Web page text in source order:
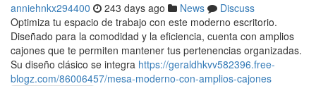
anniehnkx294400 243 days ago News
Discuss
Optimiza tu espacio de trabajo con este moderno escritorio.
Diseñado para la comodidad y la eficiencia, cuenta con amplios
cajones que te permiten mantener tus pertenencias organizadas.
Su diseño clásico se integra https://geraldhkvv582396.free-
blogz.com/86006457/mesa-moderno-con-amplios-cajones